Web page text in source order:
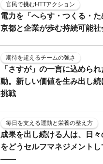
官民で挑むHTTアクション
電力を「へらす・つくる・
京都と企業が歩む持続可能社
期待を超えるチームの強さ
「さすが」の一言に込めら
動。新しい価値を生み出し
挑戦
毎日を支える運動と栄養の整え方
成果を出し続ける人は、日々
をどうセルフマネジメント
——